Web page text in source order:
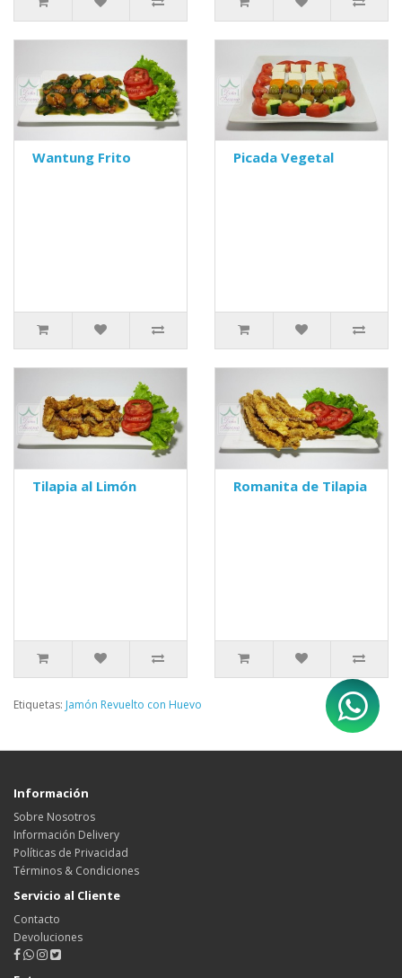
Wantung Frito Picada Vegetal
Tilapia al Limón Romanita de Tilapia
Etiquetas: Jamón Revuelto con Huevo
Información
Sobre Nosotros
Información Delivery
Políticas de Privacidad
Términos & Condiciones
Servicio al Cliente
Contacto
Devoluciones